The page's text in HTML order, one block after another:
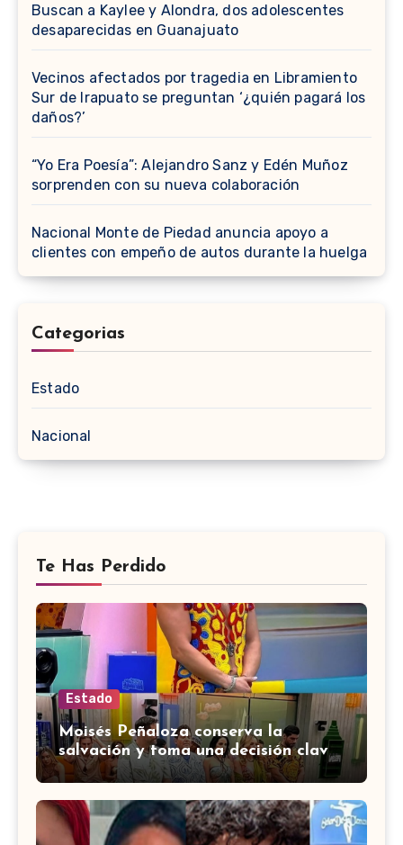
Buscan a Kaylee y Alondra, dos adolescentes
desaparecidas en Guanajuato
Vecinos afectados por tragedia en Libramiento
Sur de Irapuato se preguntan ‘¿quién pagará los
daños?’
“Yo Era Poesía”: Alejandro Sanz y Edén Muñoz
sorprenden con su nueva colaboración
Nacional Monte de Piedad anuncia apoyo a
clientes con empeño de autos durante la huelga
Categorias
Estado
Nacional
Te Has Perdido
Estado
Moisés Peñaloza conserva la
salvación y toma una decisión clave
en ‘La Casa de los Famosos’